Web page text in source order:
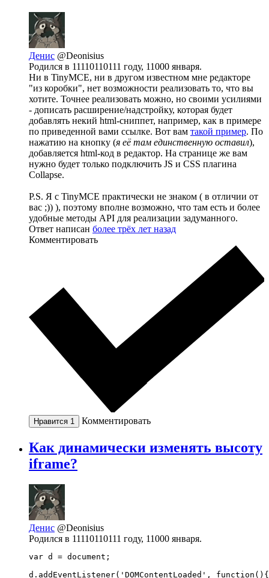
Денис @Deonisius
Родился в 11110110111 году, 11000 января.
Ни в TinyMCE, ни в другом известном мне редакторе
"из коробки", нет возможности реализовать то, что вы
хотите. Точнее реализовать можно, но своими усилиями
- дописать расширение/надстройку, которая будет
добавлять некий html-сниппет, например, как в примере
по приведенной вами ссылке. Вот вам такой пример. По
нажатию на кнопку (я её там единственную оставил),
добавляется html-код в редактор. На странице же вам
нужно будет только подключить JS и CSS плагина
Сollapse.
P.S. Я с TinyMCE практически не знаком ( в отличии от
вас ;)) ), поэтому вполне возможно, что там есть и более
удобные методы API для реализации задуманного.
Ответ написан более трёх лет назад
Комментировать
Нравится 1 Комментировать
Как динамически изменять высоту
iframe?
Денис @Deonisius
Родился в 11110110111 году, 11000 января.
var d = document;
d.addEventListener('DOMContentLoaded', function(){